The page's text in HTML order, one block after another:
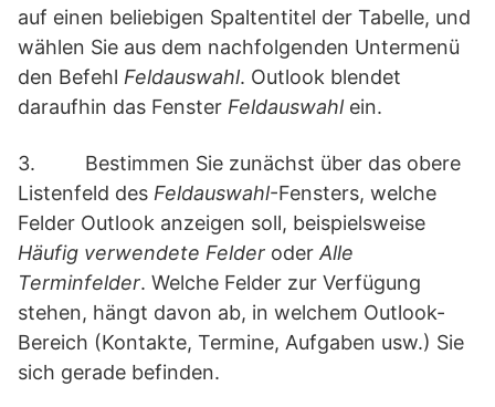
auf einen beliebigen Spaltentitel der Tabelle, und
wählen Sie aus dem nachfolgenden Untermenü
den Befehl Feldauswahl. Outlook blendet
daraufhin das Fenster Feldauswahl ein.
3. Bestimmen Sie zunächst über das obere
Listenfeld des Feldauswahl-Fensters, welche
Felder Outlook anzeigen soll, beispielsweise
Häufig verwendete Felder oder Alle
Terminfelder. Welche Felder zur Verfügung
stehen, hängt davon ab, in welchem Outlook-
Bereich (Kontakte, Termine, Aufgaben usw.) Sie
sich gerade befinden.